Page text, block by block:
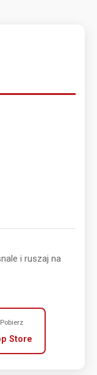
i ruszaj na
Pobierz
Store